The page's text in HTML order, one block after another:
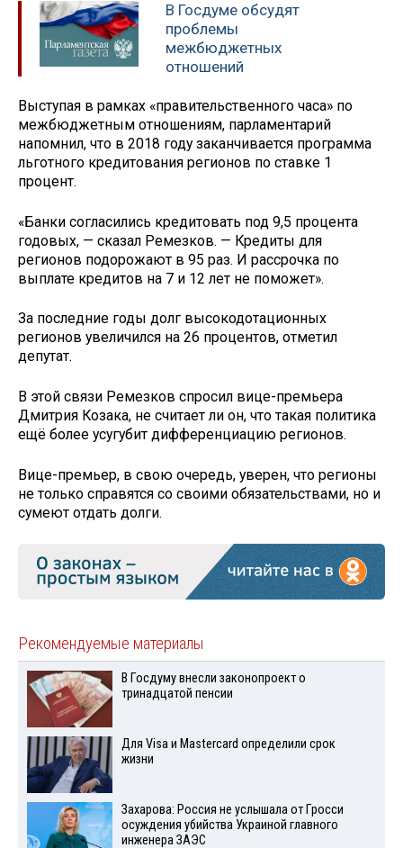
В Госдуме обсудят
проблемы
межбюджетных
отношений
Выступая в рамках «правительственного часа» по
межбюджетным отношениям, парламентарий
напомнил, что в 2018 году заканчивается программа
льготного кредитования регионов по ставке 1
процент.
«Банки согласились кредитовать под 9,5 процента
годовых, — сказал Ремезков. — Кредиты для
регионов подорожают в 95 раз. И рассрочка по
выплате кредитов на 7 и 12 лет не поможет».
За последние годы долг высокодотационных
регионов увеличился на 26 процентов, отметил
депутат.
В этой связи Ремезков спросил вице-премьера
Дмитрия Козака, не считает ли он, что такая политика
ещё более усугубит дифференциацию регионов.
Вице-премьер, в свою очередь, уверен, что регионы
не только справятся со своими обязательствами, но и
сумеют отдать долги.
Рекомендуемые материалы
В Госдуму внесли законопроект о
тринадцатой пенсии
Для Visа и Mastercard определили срок
жизни
Захарова: Россия не услышала от Гросси
осуждения убийства Украиной главного
инженера ЗАЭС